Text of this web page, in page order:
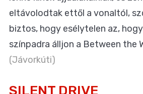
eltávolodtak ettől a vonaltól,
biztos, hogy esélytelen az,
színpadra álljon a Between the
(Jávorkúti)
SILENT DRIVE